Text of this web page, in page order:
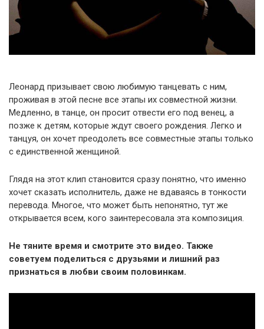
Леонард призывает свою любимую танцевать с ним,
проживая в этой песне все этапы их совместной жизни.
Медленно, в танце, он просит отвести его под венец, а
позже к детям, которые ждут своего рождения. Легко и
танцуя, он хочет преодолеть все совместные этапы только
с единственной женщиной.
Глядя на этот клип становится сразу понятно, что именно
хочет сказать исполнитель, даже не вдаваясь в тонкости
перевода. Многое, что может быть непонятно, тут же
открывается всем, кого заинтересовала эта композиция.
Не тяните время и смотрите это видео. Также
советуем поделиться с друзьями и лишний раз
признаться в любви своим половинкам.